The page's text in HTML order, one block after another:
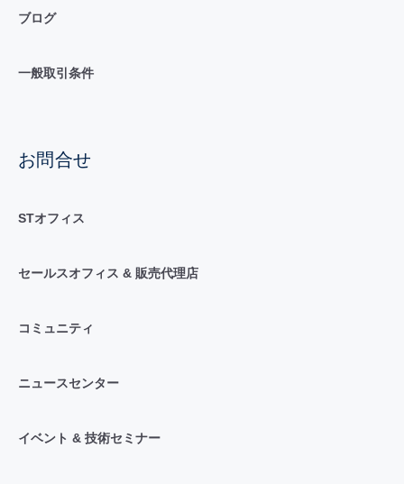
ブログ
一般取引条件
お問合せ
STオフィス
セールスオフィス & 販売代理店
コミュニティ
ニュースセンター
イベント & 技術セミナー